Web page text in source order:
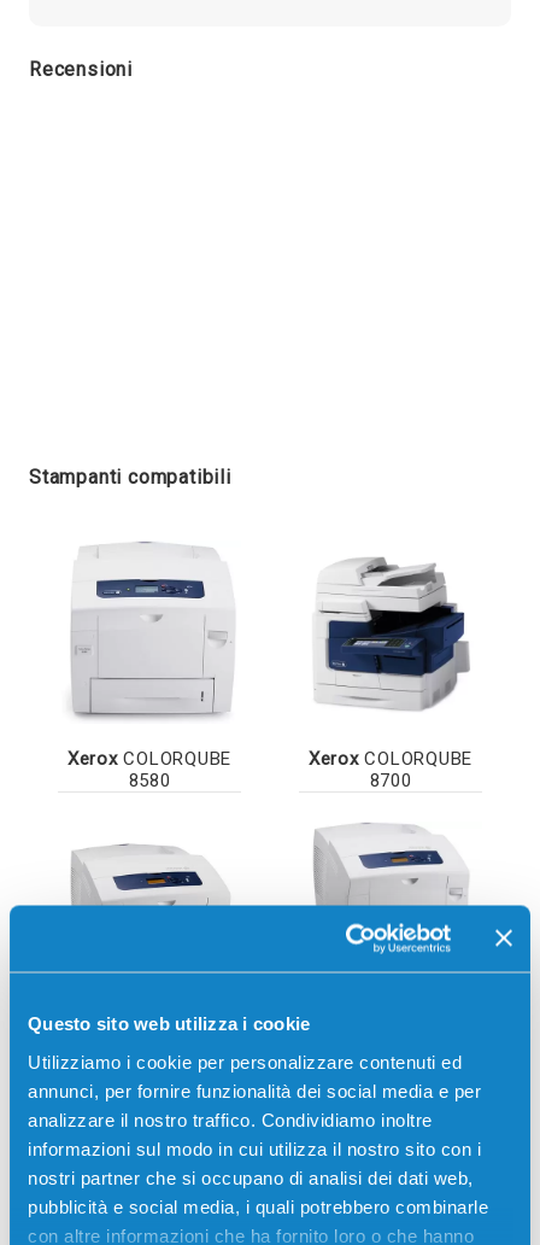
Questo sito web utilizza i cookie
Utilizziamo i cookie per personalizzare contenuti ed
annunci, per fornire funzionalità dei social media e per
analizzare il nostro traffico. Condividiamo inoltre
informazioni sul modo in cui utilizza il nostro sito con i
nostri partner che si occupano di analisi dei dati web,
pubblicità e social media, i quali potrebbero combinarle
con altre informazioni che ha fornito loro o che hanno
Recensioni
Stampanti compatibili
XeroxCOLORQUBE
8580
XeroxCOLORQUBE
8700
8870
8870ADN